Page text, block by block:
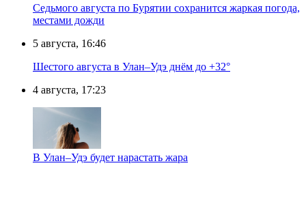
Седьмого августа по Бурятии сохранится жаркая погода,
местами дожди
5 августа, 16:46
Шестого августа в Улан–Удэ днём до +32°
4 августа, 17:23
В Улан–Удэ будет нарастать жара